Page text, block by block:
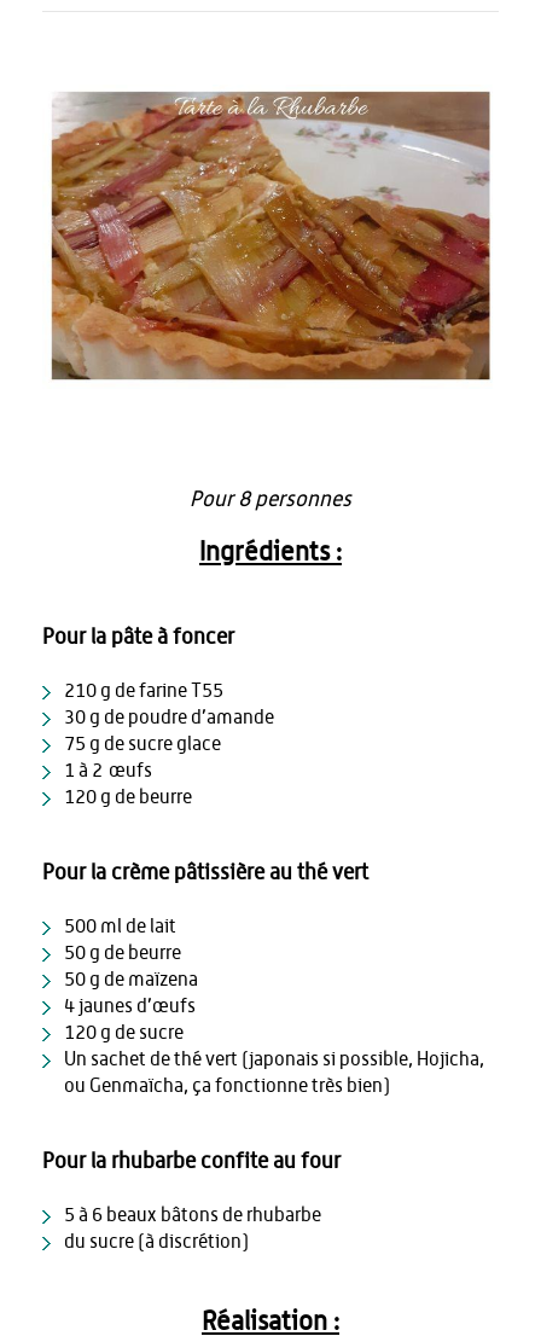
Pour 8 personnes
Ingrédients :
Pour la pâte à foncer
210 g de farine T55
30 g de poudre d’amande
75 g de sucre glace
1 à 2 œufs
120 g de beurre
Pour la crème pâtissière au thé vert
500 ml de lait
50 g de beurre
50 g de maïzena
4 jaunes d’œufs
120 g de sucre
Un sachet de thé vert (japonais si possible, Hojicha,
ou Genmaïcha, ça fonctionne très bien)
Pour la rhubarbe confite au four
5 à 6 beaux bâtons de rhubarbe
du sucre (à discrétion)
Réalisation :